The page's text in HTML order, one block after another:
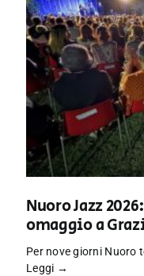
Nuoro Jazz
omaggio a
Per nove giorni Nuoro
Leggi →